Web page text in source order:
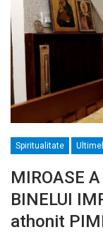
Spiritualitate
MIROASE
BINELUI
athonit